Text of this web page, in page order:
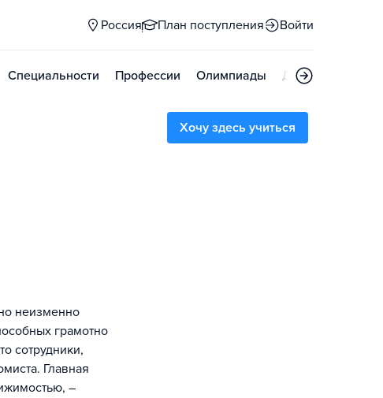
Россия План поступления Войти
Специальности Профессии Олимпиады Дни открытых
неизменно
грамотно
сотрудники,
Главная
–
Хочу здесь учиться